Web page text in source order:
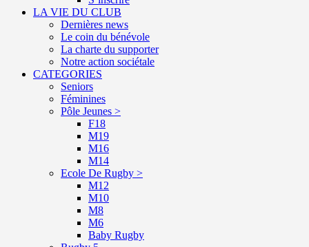
LA VIE DU CLUB
Dernières news
Le coin du bénévole
La charte du supporter
Notre action sociétale
CATEGORIES
Seniors
Féminines
Pôle Jeunes >
F18
M19
M16
M14
Ecole De Rugby >
M12
M10
M8
M6
Baby Rugby